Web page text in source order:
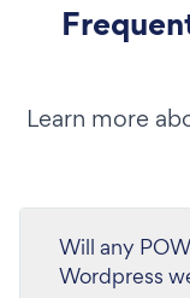
Learn more
Will any
Wordpress